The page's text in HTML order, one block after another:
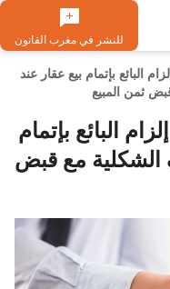
للنشر في مغرب القانون
البائع بإتمام بيع عقار عند
ثمن المبيع
البائع بإتمام
الشكلية مع قبض